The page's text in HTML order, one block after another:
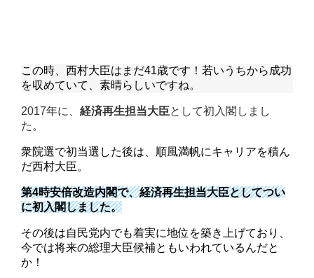
この時、西村大臣はまだ41歳です！若いうちから成功
を収めていて、素晴らしいですね。
2017年に、経済再生担当大臣として初入閣しまし
た。
衆院選で初当選した後は、順風満帆にキャリアを積ん
だ西村大臣。
第4時安倍改造内閣で、経済再生担当大臣としてつい
に初入閣しました。
その後は自民党内でも着実に地位を築き上げており、
今では将来の総理大臣候補ともいわれているんだと
か！